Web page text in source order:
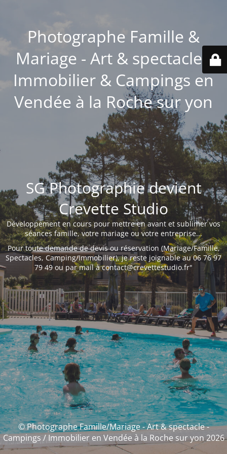
Photographe Famille &
Mariage - Art & spectacle -
Immobilier & Campings en
Vendée à la Roche sur yon
SG Photographie devient
Crevette Studio
Développement en cours pour mettre en avant et sublimer vos
séances famille, votre mariage ou votre entreprise...
Pour toute demande de devis ou réservation (Mariage/Famille,
Spectacles, Camping/Immobilier), je reste joignable au 06 76 97
79 49 ou par mail à contact@crevettestudio.fr"
© Photographe Famille/Mariage - Art & spectacle -
Campings / Immobilier en Vendée à la Roche sur yon 2026